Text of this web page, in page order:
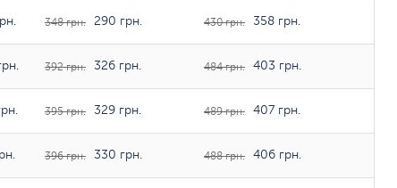
348 грн. 290 грн. 430 грн. 358 грн.
392 грн. 326 грн. 484 грн. 403 грн.
395 грн. 329 грн. 489 грн. 407 грн.
396 грн. 330 грн. 488 грн. 406 грн.